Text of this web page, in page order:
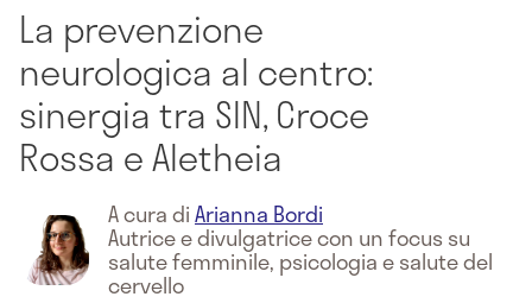
La prevenzione
neurologica al centro:
sinergia tra SIN, Croce
Rossa e Aletheia
A cura diArianna Bordi
Autrice e divulgatrice con un focus su
salute femminile, psicologia e salute del
cervello